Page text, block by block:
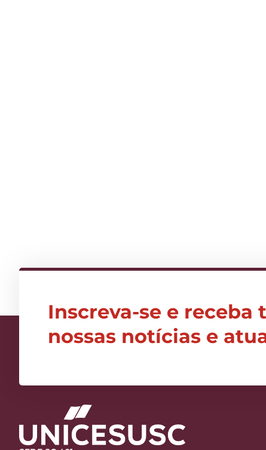
Inscreva-se e receba
nossas notícias e